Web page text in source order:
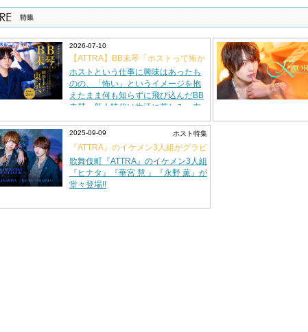
2026-07-10
【ATTRA】BB未琴「ホストって怖か
った。」何も知らず飛び込んだ青年
が、後輩を導く存在になるまで。
ホストという仕事に興味はあったも
のの、「怖い」というイメージを抱
えたまま何も知らずに飛び込んだBB
未琴。新人時代は生活に苦しみ、右
も左も分からない日々を過ごしなが
らも、先輩との出会いと支えを力
に、一歩ずつ成長を重ねてきた。今
では後輩を導く立場となり、自らが
受け継いだ「教育」と「人とのつな
がり」を次の世代へ伝えている。未
経験から歩み始めた2年半の軌跡、そ
2025-09-09 ホスト特集
『ATTRA』のイケメン3人組がグラビ
アに登場!!
歌舞伎町『ATTRA』のイケメン3人組
『ヒナタ』『華宮 慧 』『永野 薫』が
堂々登場!!